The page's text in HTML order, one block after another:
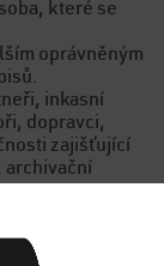
které se
oprávněným
inkasní
dopravci,
zajišťující
archivační
nebo
povinnosti